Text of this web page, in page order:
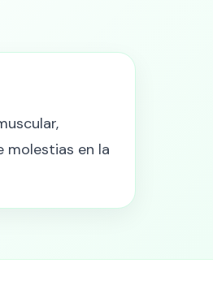
molestias en la